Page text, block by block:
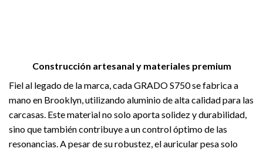
Construcción artesanal y materiales premium
Fiel al legado de la marca, cada GRADO S750 se fabrica a
mano en Brooklyn, utilizando aluminio de alta calidad para las
carcasas. Este material no solo aporta solidez y durabilidad,
sino que también contribuye a un control óptimo de las
resonancias. A pesar de su robustez, el auricular pesa solo